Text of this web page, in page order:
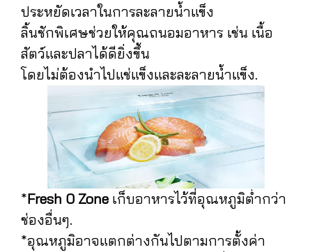
ประหยัดเวลาในการละลายน้ำแข็ง
ลิ้นชักพิเศษช่วยให้คุณถนอมอาหาร เช่น เนื้อ
สัตว์และปลาได้ดียิ่งขึ้น
โดยไม่ต้องนำไปแช่แข็งและละลายน้ำแข็ง.
*Fresh 0 Zone เก็บอาหารไว้ที่อุณหภูมิต่ำกว่า
ช่องอื่นๆ.
*อุณหภูมิอาจแตกต่างกันไปตามการตั้งค่า